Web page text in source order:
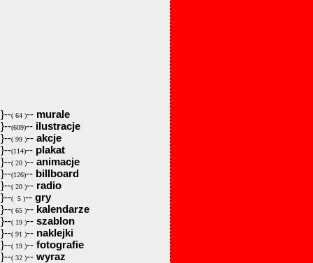
}--( 64 )-- murale
}--(609)-- ilustracje
}--( 99 )-- akcje
}--(114)-- plakat
}--( 20 )-- animacje
}--(126)-- billboard
}--( 20 )-- radio
}--( 5 )-- gry
}--( 65 )-- kalendarze
}--( 19 )-- szablon
}--( 91 )-- naklejki
}--( 19 )-- fotografie
}--( 32 )-- wyraz